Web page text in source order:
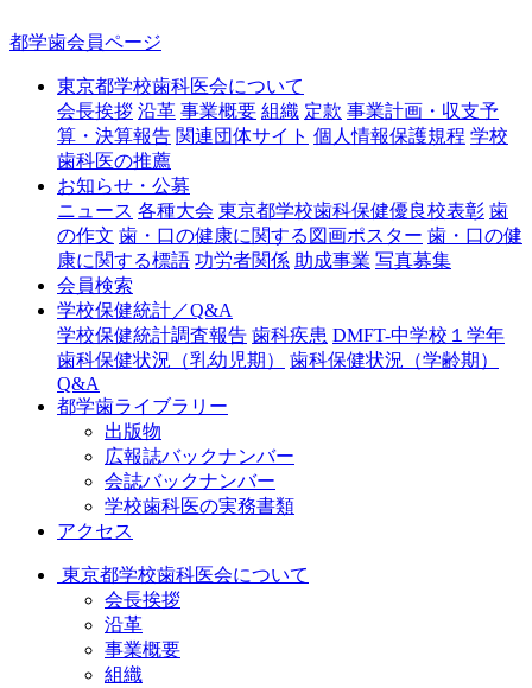
都学歯会員ページ
東京都学校歯科医会について
会長挨拶 沿革 事業概要 組織 定款 事業計画・収支予
算・決算報告 関連団体サイト 個人情報保護規程 学校
歯科医の推薦
お知らせ・公募
ニュース 各種大会 東京都学校歯科保健優良校表彰 歯
の作文 歯・口の健康に関する図画ポスター 歯・口の健
康に関する標語 功労者関係 助成事業 写真募集
会員検索
学校保健統計／Q&A
学校保健統計調査報告 歯科疾患 DMFT-中学校１学年
歯科保健状況（乳幼児期）
歯科保健状況（学齢期）
Q&A
都学歯ライブラリー
出版物
広報誌バックナンバー
会誌バックナンバー
学校歯科医の実務書類
アクセス
東京都学校歯科医会について
会長挨拶
沿革
事業概要
組織